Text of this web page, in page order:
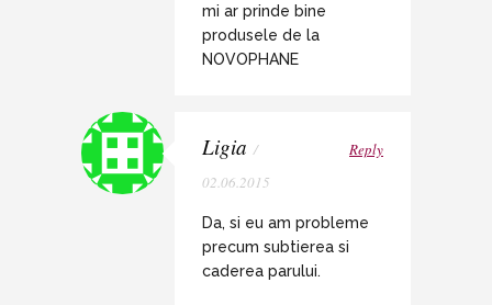
mi ar prinde bine
produsele de la
NOVOPHANE
Ligia /
02.06.2015
Reply
Da, si eu am probleme
precum subtierea si
caderea parului.